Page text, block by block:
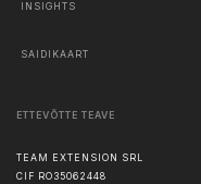
INSIGHTS
SAIDIKAART
ETTEVÕTTE TEAVE
TEAM EXTENSION SRL
CIF RO35062448